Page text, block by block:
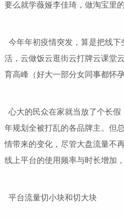
要么就学薇娅李佳琦，做淘宝里的
今年年初疫情突发，算是把线
活，云做饭云逛街云打牌云课堂
育高峰（好大一部分女同事都怀孕
心大的民众在家就当放了个长
年规划全被打乱的各品牌主。但
情带来的变化，尽管大盘流量不
线上平台的使用频率与时长增加
平台流量切小块和切大块